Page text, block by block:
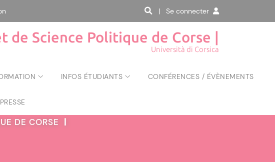
| Se connecter
de Science Politique de Corse |
Università di Corsica
INFOS ÉTUDIANTS CONFÉRENCES / ÉVÈNEMENTS
DE CORSE |